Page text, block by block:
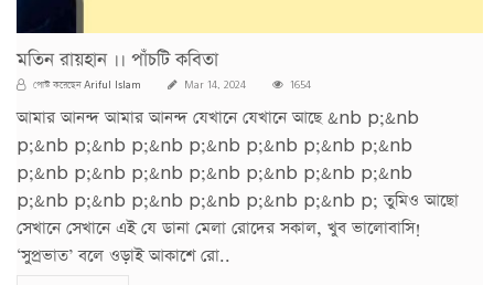
মতিন রায়হান ।। পাঁচটি কবিতা
পোস্ট করেছেনAriful Islam Mar 14, 2024 1654
আমার আনন্দ আমার আনন্দ যেখানে যেখানে আছে &nb p;&nb
p;&nb p;&nb p;&nb p;&nb p;&nb p;&nb p;&nb
p;&nb p;&nb p;&nb p;&nb p;&nb p;&nb p;&nb
p;&nb p;&nb p;&nb p;&nb p;&nb p;&nb p; তুমিও আছো
সেখানে সেখানে এই যে ডানা মেলা রোদের সকাল, খুব ভালোবাসি!
‘সুপ্রভাত’ বলে ওড়াই আকাশে রো..